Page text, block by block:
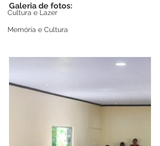
Cultura e Lazer
Memória e Cultura
Galeria de fotos: